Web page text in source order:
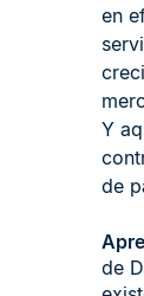
en
Y
de
de